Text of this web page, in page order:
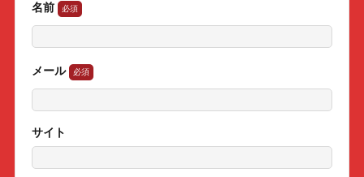
名前
メール
サイト